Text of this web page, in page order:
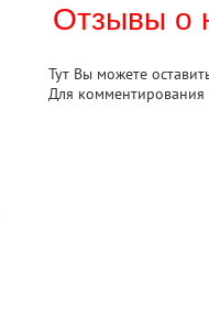
Отзывы о
Тут Вы можете
Для